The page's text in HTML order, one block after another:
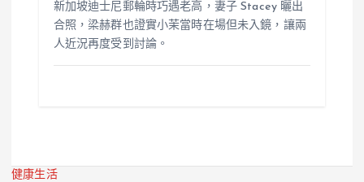
新加坡迪士尼郵輪時巧遇老高，妻子 Stacey 曬出
合照，梁赫群也證實小茉當時在場但未入鏡，讓兩
人近況再度受到討論。
健康生活